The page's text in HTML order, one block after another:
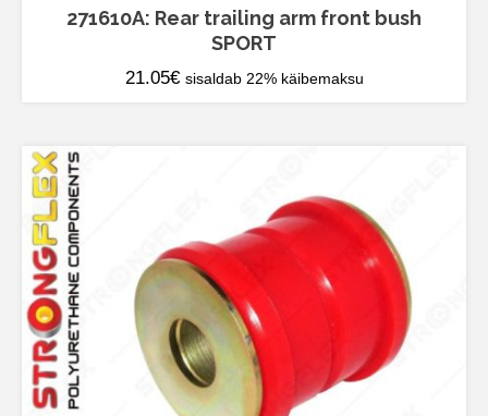
271610A: Rear trailing arm front bush
SPORT
21.05€ sisaldab 22% käibemaksu